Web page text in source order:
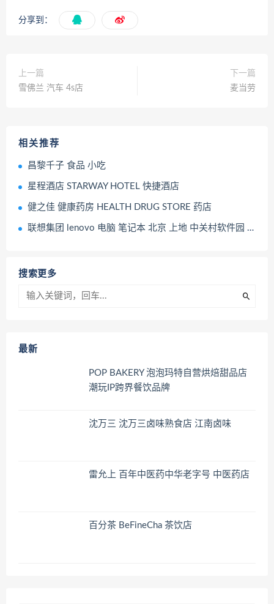
分享到：
上一篇
雪佛兰 汽车 4s店
下一篇
麦当劳
相关推荐
昌黎千子 食品 小吃
星程酒店 STARWAY HOTEL 快捷酒店
健之佳 健康药房 HEALTH DRUG STORE 药店
联想集团 lenovo 电脑 笔记本 北京 上地 中关村软件园 后厂村 互联网 大厂
搜索更多
最新
POP BAKERY 泡泡玛特自营烘焙甜品店
潮玩IP跨界餐饮品牌
沈万三 沈万三卤味熟食店 江南卤味
雷允上 百年中医药中华老字号 中医药店
百分茶 BeFineCha 茶饮店